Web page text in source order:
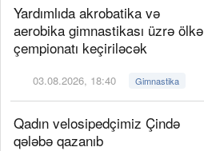
Yardımlıda akrobatika və
aerobika gimnastikası üzrə ölkə
çempionatı keçiriləcək
03.08.2026, 18:40 Gimnastika
Qadın velosipedçimiz Çində
qələbə qazanıb